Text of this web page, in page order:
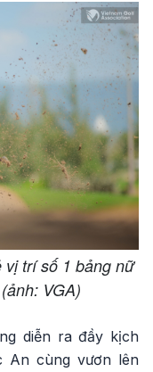
trí số 1 bảng nữ
VGA)
diễn ra đầy kịch
An cùng vươn lên